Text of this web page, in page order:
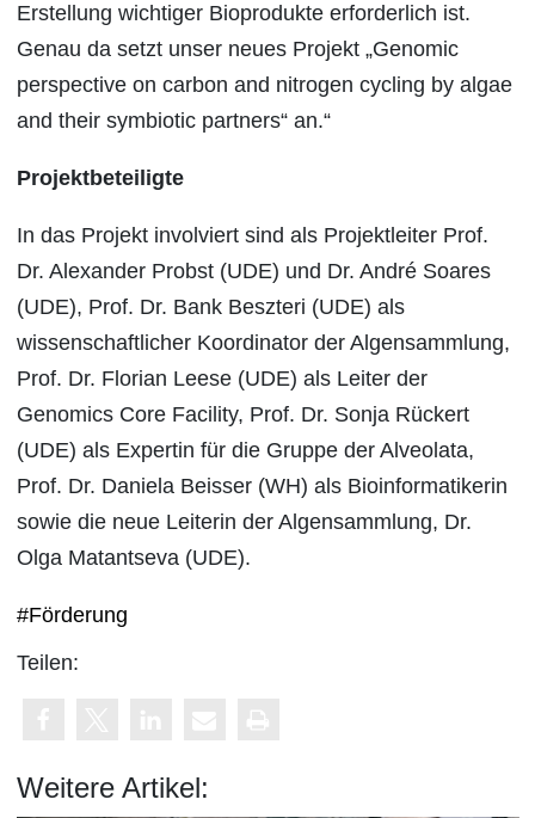
Erstellung wichtiger Bioprodukte erforderlich ist.
Genau da setzt unser neues Projekt „Genomic
perspective on carbon and nitrogen cycling by algae
and their symbiotic partners“ an.“
Projektbeteiligte
In das Projekt involviert sind als Projektleiter Prof.
Dr. Alexander Probst (UDE) und Dr. André Soares
(UDE), Prof. Dr. Bank Beszteri (UDE) als
wissenschaftlicher Koordinator der Algensammlung,
Prof. Dr. Florian Leese (UDE) als Leiter der
Genomics Core Facility, Prof. Dr. Sonja Rückert
(UDE) als Expertin für die Gruppe der Alveolata,
Prof. Dr. Daniela Beisser (WH) als Bioinformatikerin
sowie die neue Leiterin der Algensammlung, Dr.
Olga Matantseva (UDE).
#Förderung
Teilen:
Weitere Artikel: